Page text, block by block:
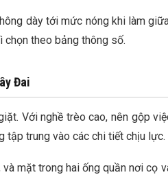
dày tới mức nóng khi làm
theo bảng thông số.
Đai
Với nghề trèo cao, nên gộp
tập trung vào các chi tiết chịu lực.
mặt trong hai ống quần nơi cọ